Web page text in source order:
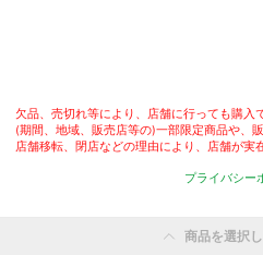
欠品、売切れ等により、店舗に行っても購入
(期間、地域、販売店等の)一部限定商品や、
店舗移転、閉店などの理由により、店舗が実
プライバシー
商品を選択